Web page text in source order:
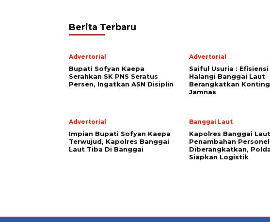
Berita Terbaru
Advertorial
Bupati Sofyan Kaepa
Serahkan SK PNS Seratus
Persen, Ingatkan ASN Disiplin
Advertorial
Saiful Usuria : Efisiensi
Halangi Banggai Laut
Berangkatkan
Jamnas
Advertorial
Impian Bupati Sofyan Kaepa
Terwujud, Kapolres Banggai
Laut Tiba Di Banggai
Banggai Laut
Kapolres Banggai
Penambahan
Diberangkatkan,
Siapkan Logistik